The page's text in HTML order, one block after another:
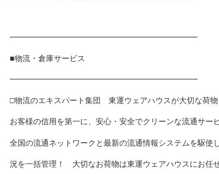
━━━━━━━━━━━━━━━━━━━━━━━━
■物流・倉庫サービス
━━━━━━━━━━━━━━━━━━━━━━━━
□物流のエキスパート集団 東運ウェアハウスが大切な荷
お客様の信用を第一に、安心・安全でクリーンな流通サー
全国の流通ネットワークと最新の流通情報システムを駆使
況を一括管理！ 大切なお荷物は東運ウェアハウスにお任